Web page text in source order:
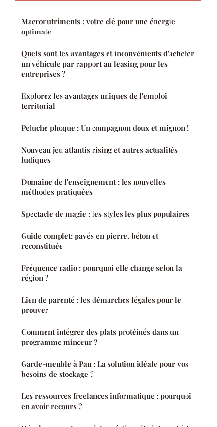
Macronutriments : votre clé pour une énergie
optimale
Quels sont les avantages et inconvénients d'acheter
un véhicule par rapport au leasing pour les
entreprises ?
Explorez les avantages uniques de l'emploi
territorial
Peluche phoque : Un compagnon doux et mignon !
Nouveau jeu atlantis rising et autres actualités
ludiques
Domaine de l'enseignement : les nouvelles
méthodes pratiquées
Spectacle de magie : les styles les plus populaires
Guide complet: pavés en pierre, béton et
reconstituée
Fréquence radio : pourquoi elle change selon la
région ?
Lien de parenté : les démarches légales pour le
prouver
Comment intégrer des plats protéinés dans un
programme minceur ?
Garde-meuble à Pau : La solution idéale pour vos
besoins de stockage ?
Les ressources freelances informatique : pourquoi
en avoir recours ?